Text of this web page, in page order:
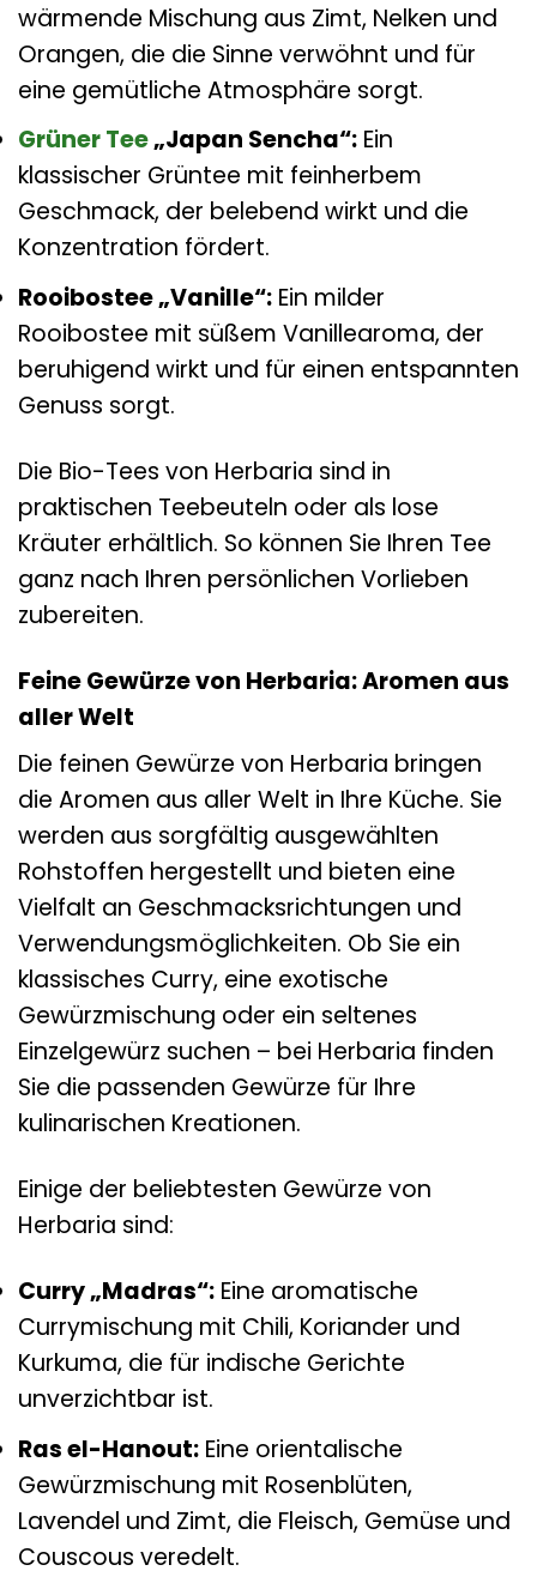
wärmende Mischung aus Zimt, Nelken und
Orangen, die die Sinne verwöhnt und für
eine gemütliche Atmosphäre sorgt.
Grüner Tee„Japan Sencha“: Ein
klassischer Grüntee mit feinherbem
Geschmack, der belebend wirkt und die
Konzentration fördert.
Rooibostee „Vanille“: Ein milder
Rooibostee mit süßem Vanillearoma, der
beruhigend wirkt und für einen entspannten
Genuss sorgt.
Die Bio-Tees von Herbaria sind in
praktischen Teebeuteln oder als lose
Kräuter erhältlich. So können Sie Ihren Tee
ganz nach Ihren persönlichen Vorlieben
zubereiten.
Feine Gewürze von Herbaria: Aromen aus
aller Welt
Die feinen Gewürze von Herbaria bringen
die Aromen aus aller Welt in Ihre Küche. Sie
werden aus sorgfältig ausgewählten
Rohstoffen hergestellt und bieten eine
Vielfalt an Geschmacksrichtungen und
Verwendungsmöglichkeiten. Ob Sie ein
klassisches Curry, eine exotische
Gewürzmischung oder ein seltenes
Einzelgewürz suchen – bei Herbaria finden
Sie die passenden Gewürze für Ihre
kulinarischen Kreationen.
Einige der beliebtesten Gewürze von
Herbaria sind:
Curry „Madras“: Eine aromatische
Currymischung mit Chili, Koriander und
Kurkuma, die für indische Gerichte
unverzichtbar ist.
Ras el-Hanout: Eine orientalische
Gewürzmischung mit Rosenblüten,
Lavendel und Zimt, die Fleisch, Gemüse und
Couscous veredelt.